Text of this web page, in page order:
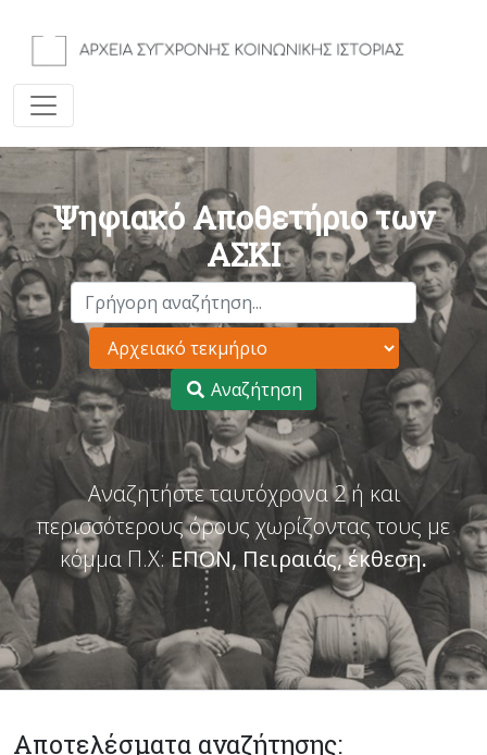
Ψηφιακό Αποθετήριο των
ΑΣΚΙ
Αναζήτηση
Αναζητήστε ταυτόχρονα 2 ή και
περισσότερους όρους χωρίζοντας τους με
κόμμα Π.Χ: ΕΠΟΝ, Πειραιάς, έκθεση.
Αποτελέσματα αναζήτησης: